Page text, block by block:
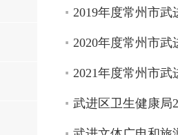
2019年度常州市
2020年度常州市
2021年度常州市
武进区卫生健康局